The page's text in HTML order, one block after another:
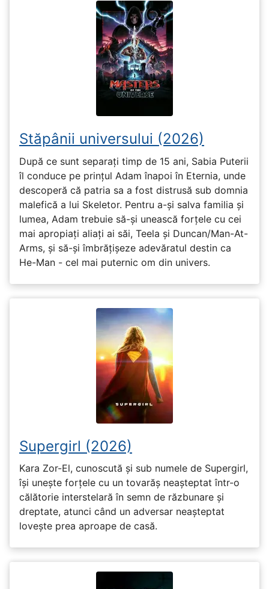
Stăpânii universului (2026)
După ce sunt separați timp de 15 ani, Sabia Puterii
îl conduce pe prințul Adam înapoi în Eternia, unde
descoperă că patria sa a fost distrusă sub domnia
malefică a lui Skeletor. Pentru a-și salva familia și
lumea, Adam trebuie să-și unească forțele cu cei
mai apropiați aliați ai săi, Teela și Duncan/Man-At-
Arms, și să-și îmbrățișeze adevăratul destin ca
He-Man - cel mai puternic om din univers.
Supergirl (2026)
Kara Zor-El, cunoscută și sub numele de Supergirl,
își unește forțele cu un tovarăș neașteptat într-o
călătorie interstelară în semn de răzbunare și
dreptate, atunci când un adversar neașteptat
lovește prea aproape de casă.